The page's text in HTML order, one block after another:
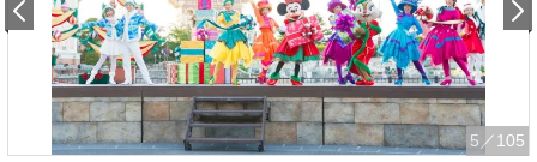
5 ／105